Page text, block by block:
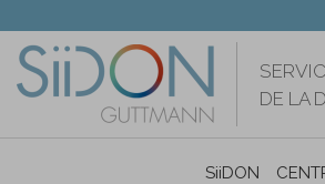
contenido
principal
DE LA
SiiDON